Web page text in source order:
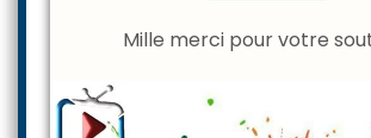
Mille merci pour votre